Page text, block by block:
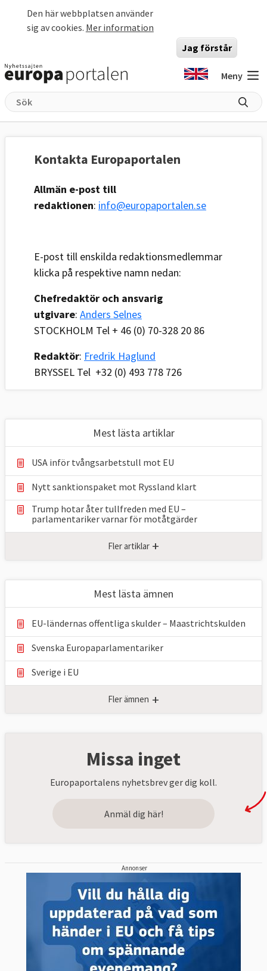
Den här webbplatsen använder
sig av cookies. Mer information
Jag förstår
Meny
Kontakta Europaportalen
Allmän e-post till
redaktionen: info@europaportalen.se
E-post till enskilda redaktionsmedlemmar
klicka på respektive namn nedan:
Chefredaktör och ansvarig
utgivare: Anders Selnes
STOCKHOLM Tel + 46 (0) 70-328 20 86
Redaktör: Fredrik Haglund
BRYSSEL Tel +32 (0) 493 778 726
Mest lästa artiklar
USA inför tvångsarbetstull mot EU
Nytt sanktionspaket mot Ryssland klart
Trump hotar åter tullfreden med EU –
parlamentariker ⁠varnar för motåtgärder
Fler artiklar +
Mest lästa ämnen
EU-ländernas offentliga skulder – Maastrichtskulden
Svenska Europaparlamentariker
Sverige i EU
Fler ämnen +
Missa inget
Europaportalens nyhetsbrev ger dig koll.
Anmäl dig här!
Annonser